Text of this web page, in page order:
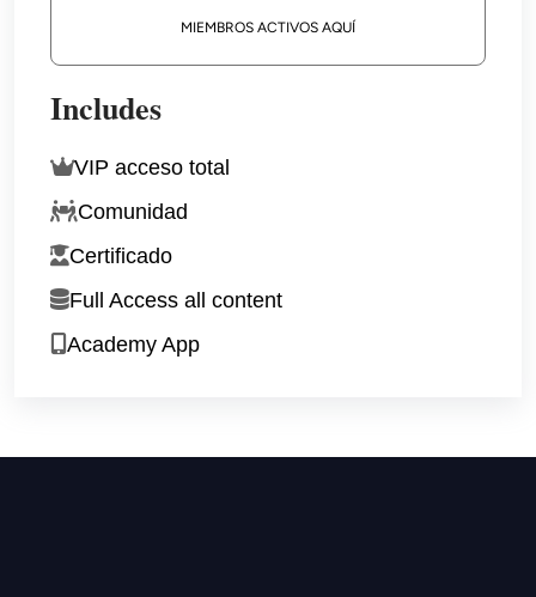
MIEMBROS ACTIVOS AQUÍ
Includes
VIP acceso total
Comunidad
Certificado
Full Access all content
Academy App